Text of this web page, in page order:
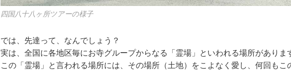
四国八十八ヶ所ツアーの様子
では、先達って、なんでしょう？
実は、全国に各地区毎にお寺グループからなる「霊場」といわれる場所がありま
この「霊場」と言われる場所には、その場所（土地）をこよなく愛し、何回もこ